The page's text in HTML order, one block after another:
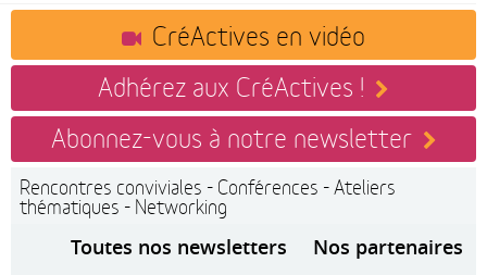
CréActives en vidéo
Adhérez aux CréActives !
Abonnez-vous à notre newsletter
Rencontres conviviales - Conférences - Ateliers
thématiques - Networking
Toutes nos newsletters
Nos partenaires